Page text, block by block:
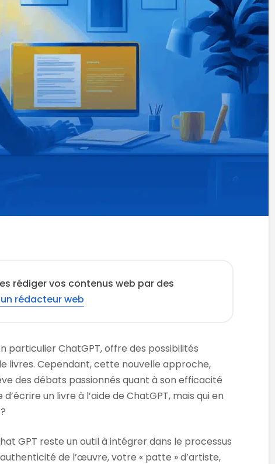
rédiger vos contenus web par des
rédacteur web
particulier ChatGPT, offre des possibilités
livres. Cependant, cette nouvelle approche,
des débats passionnés quant à son efficacité
un livre à l’aide de ChatGPT, mais qui en
GPT reste un outil à intégrer dans le processus
de l’œuvre, votre « patte » d’artiste,